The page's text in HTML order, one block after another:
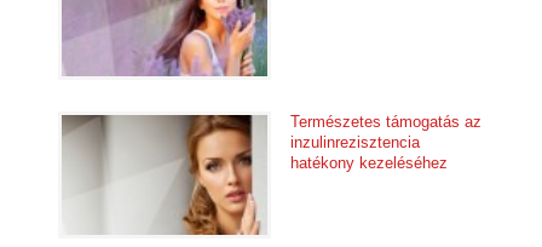
Természetes támogatás az
inzulinrezisztencia
hatékony kezeléséhez